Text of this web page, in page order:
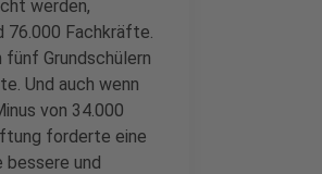
werden,
76.000 Fachkräfte.
Grundschülern
Und auch wenn
von 34.000
forderte eine
bessere und